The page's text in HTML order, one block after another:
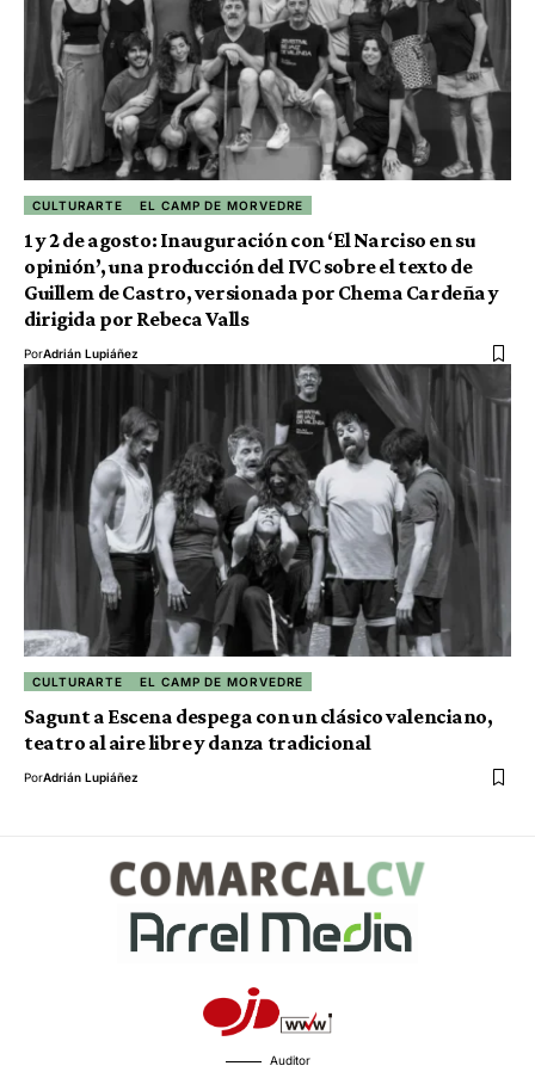
CULTURARTE EL CAMP DE MORVEDRE
1 y 2 de agosto: Inauguración con ‘El Narciso en su
opinión’, una producción del IVC sobre el texto de
Guillem de Castro, versionada por Chema Cardeña y
dirigida por Rebeca Valls
PorAdrián Lupiáñez
CULTURARTE EL CAMP DE MORVEDRE
Sagunt a Escena despega con un clásico valenciano,
teatro al aire libre y danza tradicional
PorAdrián Lupiáñez
Auditor